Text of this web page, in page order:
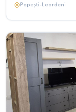
Popești-Leordeni